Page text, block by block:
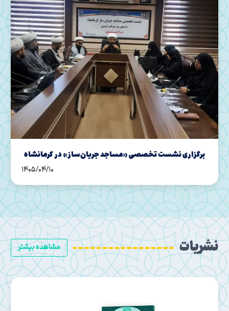
نشست قرارگاه نوجوانی و اتحادیه انجمن اسلامی
1405/03/26
مشاهده بیشتر نشریات